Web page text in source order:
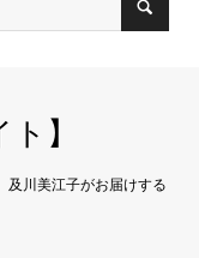
】
及川美江子がお届けする